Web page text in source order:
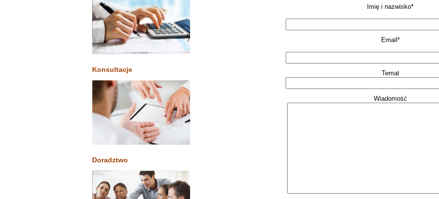
Konsultacje
Doradztwo
Imię i nazwisko*
Email*
Temat
Wiadomość